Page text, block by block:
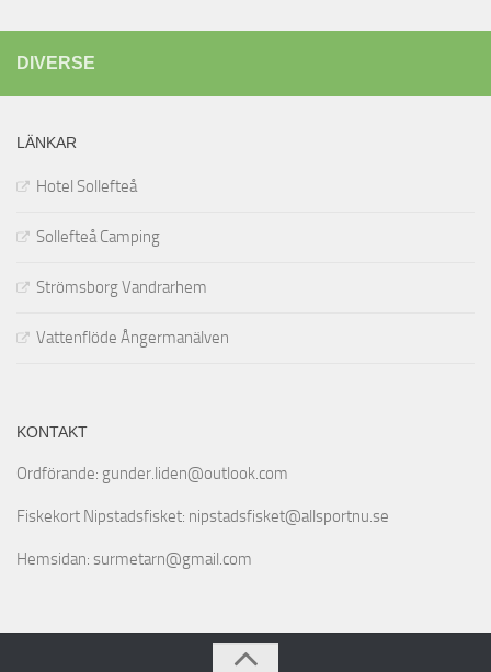
DIVERSE
LÄNKAR
Hotel Sollefteå
Sollefteå Camping
Strömsborg Vandrarhem
Vattenflöde Ångermanälven
KONTAKT
Ordförande: gunder.liden@outlook.com
Fiskekort Nipstadsfisket: nipstadsfisket@allsportnu.se
Hemsidan: surmetarn@gmail.com